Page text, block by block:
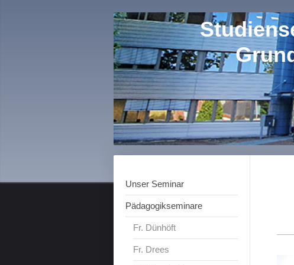
Unser Seminar
Pädagogikseminare
Fr. Dünhöft
Fr. Drees